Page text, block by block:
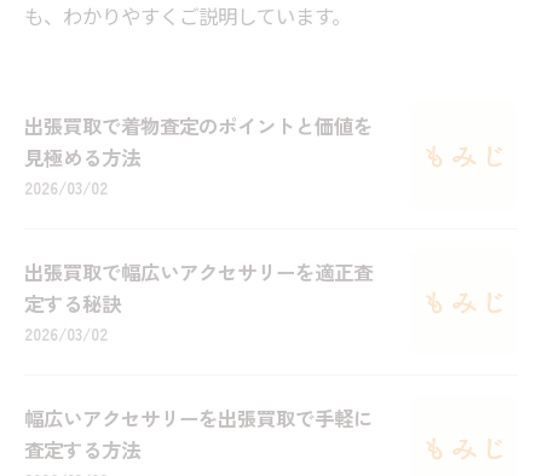
も、わかりやすくご説明しています。
出張買取で着物査定のポイントと価値を
見極める方法
2026/03/02
出張買取で幅広いアクセサリーを適正査
定する秘訣
2026/03/02
幅広いアクセサリーを出張買取で手軽に
査定する方法